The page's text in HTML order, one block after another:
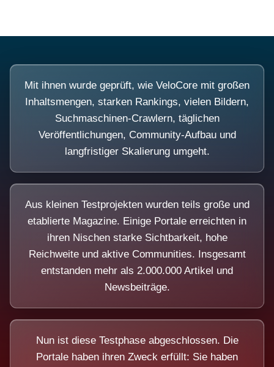
Mit ihnen wurde geprüft, wie VeloCore mit großen
Inhaltsmengen, starken Rankings, vielen Bildern,
Suchmaschinen-Crawlern, täglichen
Veröffentlichungen, Community-Aufbau und
langfristiger Skalierung umgeht.
Aus kleinen Testprojekten wurden teils große und
etablierte Magazine. Einige Portale erreichten in
ihren Nischen starke Sichtbarkeit, hohe
Reichweite und aktive Communities. Insgesamt
entstanden mehr als 2.000.000 Artikel und
Newsbeiträge.
Nun ist diese Testphase abgeschlossen. Die
Portale haben ihren Zweck erfüllt: Sie haben